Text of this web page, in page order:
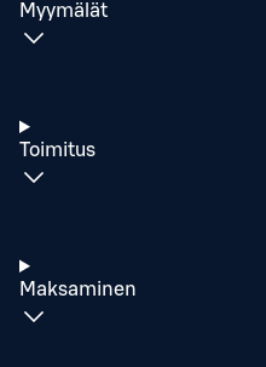
Myymälät
Toimitus
Maksaminen